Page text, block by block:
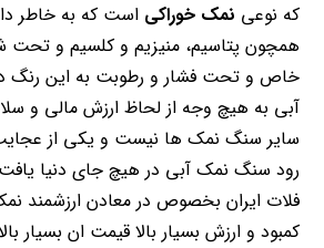
که نوعی نمک خوراکی است که به خاطر
همچون پتاسیم، منیزیم و کلسیم و تحت
خاص و تحت فشار و رطوبت به این رنگ
آبی به هیچ وجه از لحاظ ارزش مالی و
سایر سنگ نمک ها نیست و یکی از
رود سنگ نمک آبی در هیچ جای دنیا
فلات ایران بخصوص در معادن ارزشمند
کمبود و ارزش بسیار بالا قیمت ان بسیار